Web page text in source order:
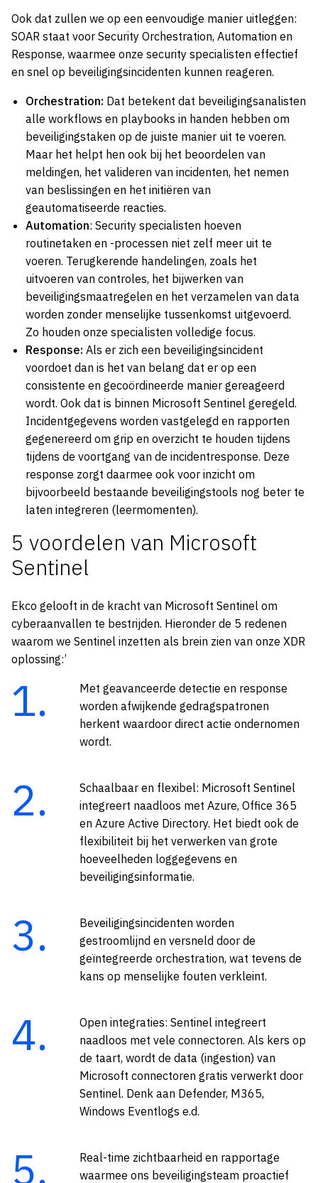
Ook dat zullen we op een eenvoudige manier uitleggen:
SOAR staat voor Security Orchestration, Automation en
Response, waarmee onze security specialisten effectief
en snel op beveiligingsincidenten kunnen reageren.
Orchestration: Dat betekent dat beveiligingsanalisten
alle workflows en playbooks in handen hebben om
beveiligingstaken op de juiste manier uit te voeren.
Maar het helpt hen ook bij het beoordelen van
meldingen, het valideren van incidenten, het nemen
van beslissingen en het initiëren van
geautomatiseerde reacties.
Automation: Security specialisten hoeven
routinetaken en -processen niet zelf meer uit te
voeren. Terugkerende handelingen, zoals het
uitvoeren van controles, het bijwerken van
beveiligingsmaatregelen en het verzamelen van data
worden zonder menselijke tussenkomst uitgevoerd.
Zo houden onze specialisten volledige focus.
Response: Als er zich een beveiligingsincident
voordoet dan is het van belang dat er op een
consistente en gecoördineerde manier gereageerd
wordt. Ook dat is binnen Microsoft Sentinel geregeld.
Incidentgegevens worden vastgelegd en rapporten
gegenereerd om grip en overzicht te houden tijdens
tijdens de voortgang van de incidentresponse. Deze
response zorgt daarmee ook voor inzicht om
bijvoorbeeld bestaande beveiligingstools nog beter te
laten integreren (leermomenten).
5 voordelen van Microsoft
Sentinel
Ekco gelooft in de kracht van Microsoft Sentinel om
cyberaanvallen te bestrijden. Hieronder de 5 redenen
waarom we Sentinel inzetten als brein zien van onze XDR
oplossing:’
Met geavanceerde detectie en response
worden afwijkende gedragspatronen
herkent waardoor direct actie ondernomen
wordt.
Schaalbaar en flexibel: Microsoft Sentinel
integreert naadloos met Azure, Office 365
en Azure Active Directory. Het biedt ook de
flexibiliteit bij het verwerken van grote
hoeveelheden loggegevens en
beveiligingsinformatie.
Beveiligingsincidenten worden
gestroomlijnd en versneld door de
geïntegreerde orchestration, wat tevens de
kans op menselijke fouten verkleint.
Open integraties: Sentinel integreert
naadloos met vele connectoren. Als kers op
de taart, wordt de data (ingestion) van
Microsoft connectoren gratis verwerkt door
Sentinel. Denk aan Defender, M365,
Windows Eventlogs e.d.
Real-time zichtbaarheid en rapportage
waarmee ons beveiligingsteam proactief